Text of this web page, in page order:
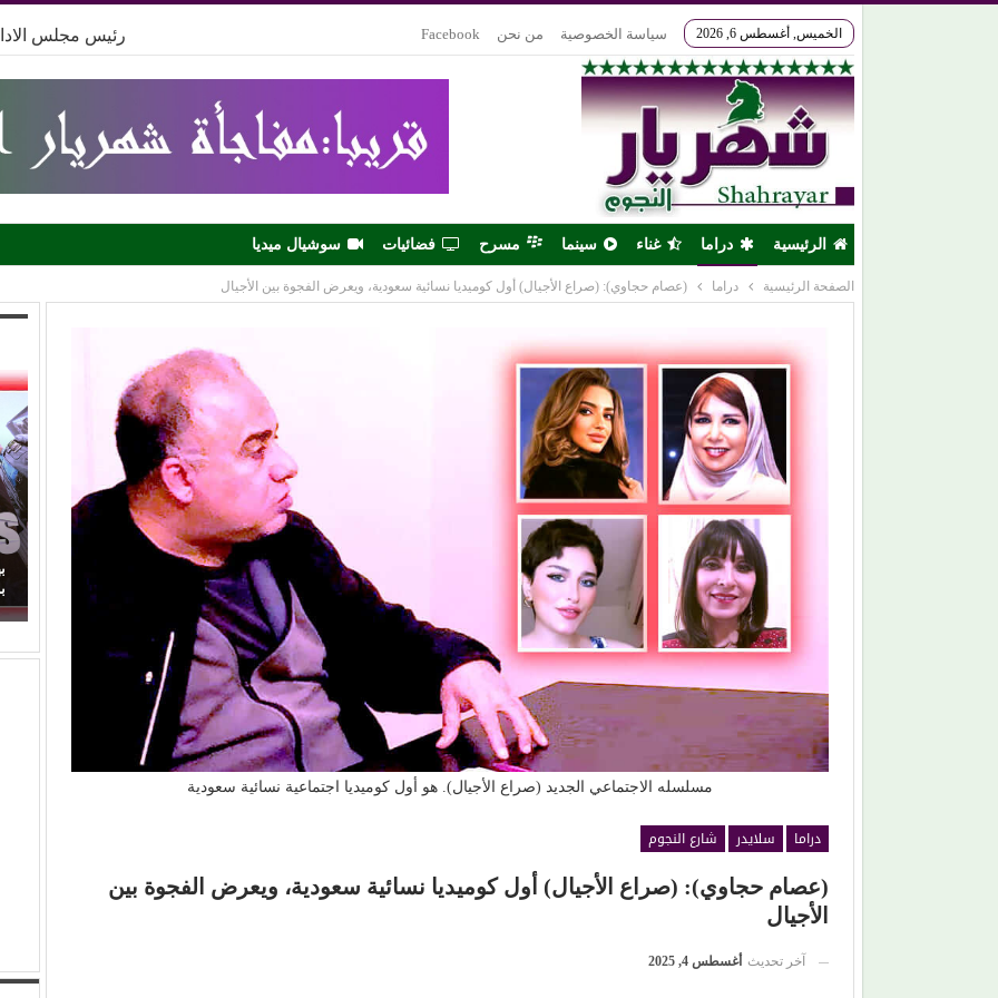
الخميس, أغسطس 6, 2026 سياسة الخصوصية من نحن Facebook رئيس مجلس
الرئيسية دراما غناء سينما مسرح فضائيات سوشيال ميديا
الصفحة الرئيسية دراما (عصام حجاوي): (صراع الأجيال) أول كوميديا نسائية سعودية، ويعرض الفجوة بين الأجيال
مسلسله الاجتماعي الجديد (صراع الأجيال). هو أول كوميديا اجتماعية نسائية سعودية
دراما سلايدر
شارع النجوم
(عصام حجاوي): (صراع الأجيال) أول كوميديا نسائية سعودية، ويعرض الفجوة بين
الأجيال
آخر تحديث أغسطس 4, 2025
(مصطفى النجار) يحرك المياه الراكدة.. لماذا اكتفينا
بمشاهدة السقوط البطيء!
بهاء الدين يوسف يكتب: مسلسل (الويستيز).. دراما
برائحة الأب الروحي